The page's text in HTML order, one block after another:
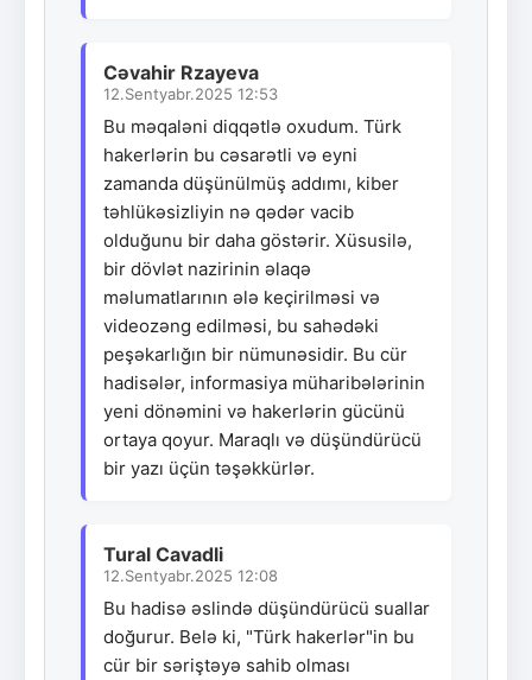
Cəvahir Rzayeva
12.Sentyabr.2025 12:53
Bu məqaləni diqqətlə oxudum. Türk
hakerlərin bu cəsarətli və eyni
zamanda düşünülmüş addımı, kiber
təhlükəsizliyin nə qədər vacib
olduğunu bir daha göstərir. Xüsusilə,
bir dövlət nazirinin əlaqə
məlumatlarının ələ keçirilməsi və
videozəng edilməsi, bu sahədəki
peşəkarlığın bir nümunəsidir. Bu cür
hadisələr, informasiya müharibələrinin
yeni dönəmini və hakerlərin gücünü
ortaya qoyur. Maraqlı və düşündürücü
bir yazı üçün təşəkkürlər.
Tural Cavadli
12.Sentyabr.2025 12:08
Bu hadisə əslində düşündürücü suallar
doğurur. Belə ki, "Türk hakerlər"in bu
cür bir səriştəyə sahib olması